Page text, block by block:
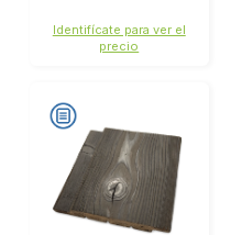
Identifícate para ver el
precio